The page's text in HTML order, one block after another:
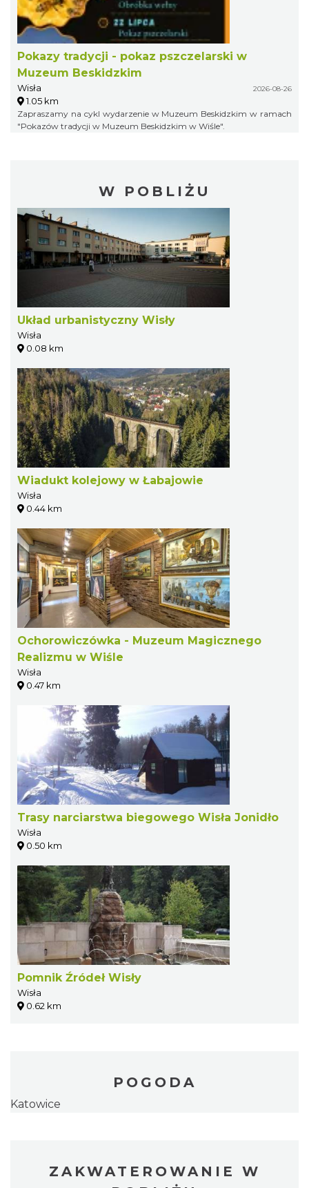
Pokazy tradycji - pokaz pszczelarski w
Muzeum Beskidzkim
Wisła 2026-08-26
1.05 km
Zapraszamy na cykl wydarzenie w Muzeum Beskidzkim w ramach
"Pokazów tradycji w Muzeum Beskidzkim w Wiśle".
W POBLIŻU
Układ urbanistyczny Wisły
Wisła
0.08 km
Wiadukt kolejowy w Łabajowie
Wisła
0.44 km
Ochorowiczówka - Muzeum Magicznego
Realizmu w Wiśle
Wisła
0.47 km
Trasy narciarstwa biegowego Wisła Jonidło
Wisła
0.50 km
Pomnik Źródeł Wisły
Wisła
0.62 km
POGODA
Katowice
ZAKWATEROWANIE W